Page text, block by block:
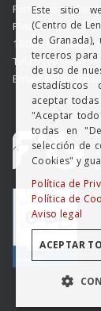
Formación y
Placeta del
18009 GRANADA
Teléfono: (+34)
Email:
Este sitio
(Centro de
de
terceros
de uso de
estadísticos
aceptar
"Aceptar
todas en
selección de
Cookies" y
Política de
Política de
Aviso legal
ACEPTAR